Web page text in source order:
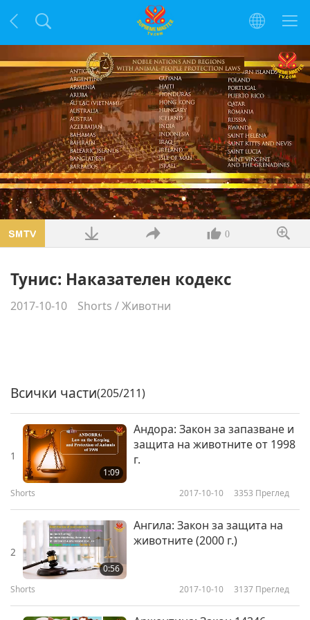
Без
звук
/
Заредено:
31.17%
Качество
0
Тунис: Наказателен кодекс
2017-10-10 Shorts /Животни
Всички части(205/211)
1
1:09
Андора: Закон за запазване и
защита на животните от 1998
г.
Shorts 2017-10-10 3353 Преглед
2
0:56
Ангила: Закон за защита на
животните (2000 г.)
Shorts 2017-10-10 3137 Преглед